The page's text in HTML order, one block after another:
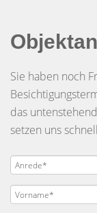
Sie haben noch
das
setzen uns